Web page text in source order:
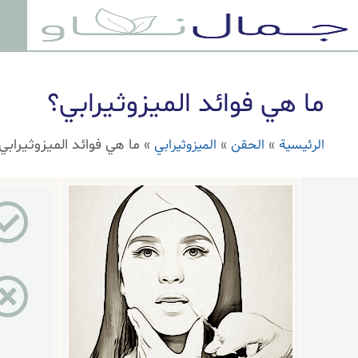
ما هي فوائد الميزوثيرابي؟
الرئيسية » الحقن » الميزوثيرابي » ما هي فوائد